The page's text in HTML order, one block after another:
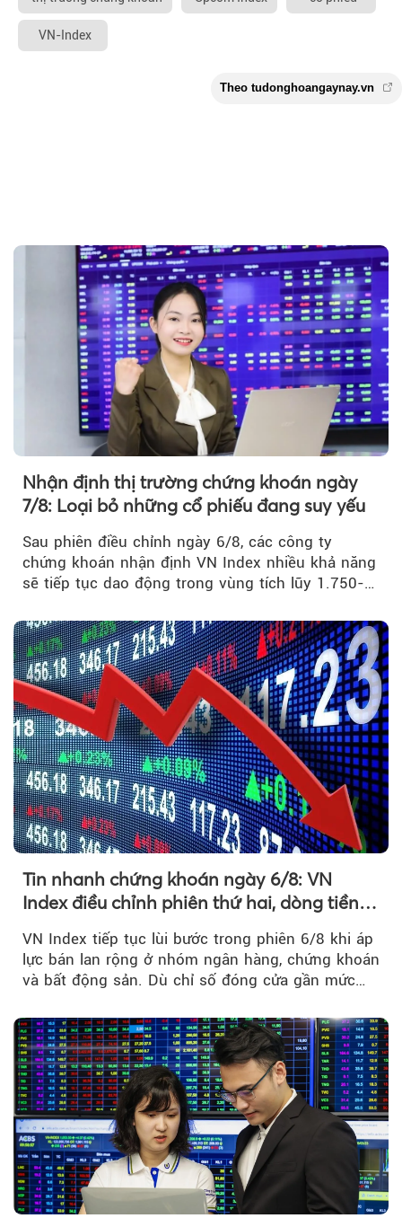
VN-Index
Theo
Nhận định thị trường chứng khoán ngày
7/8: Loại bỏ những cổ phiếu đang suy yếu
Sau phiên điều chỉnh ngày 6/8, các công ty
chứng khoán nhận định VN Index nhiều khả năng
sẽ tiếp tục dao động trong vùng tích lũy 1.750-
Tin nhanh chứng khoán ngày 6/8: VN
Index điều chỉnh phiên thứ hai, dòng tiền
VN Index tiếp tục lùi bước trong phiên 6/8 khi áp
lực bán lan rộng ở nhóm ngân hàng, chứng khoán
và bất động sản. Dù chỉ số đóng cửa gần mức